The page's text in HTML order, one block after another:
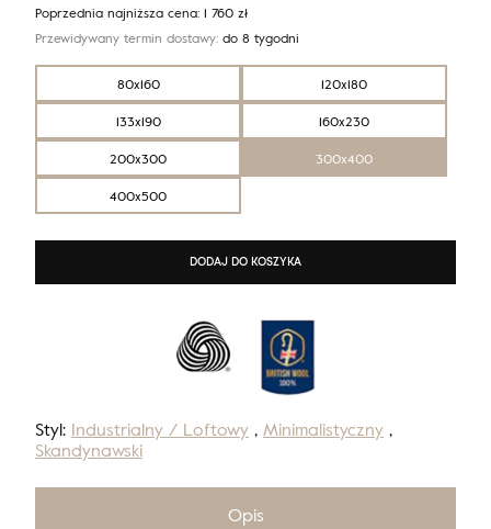
Styl: Industrialny / Loftowy , Minimalistyczny ,
Skandynawski
80x160
120x180
133x190
160x230
200x300
300x400
400x500
Poprzednia najniższa cena: 1 760 zł
Przewidywany termin dostawy: do 8 tygodni
DODAJ DO KOSZYKA
Opis